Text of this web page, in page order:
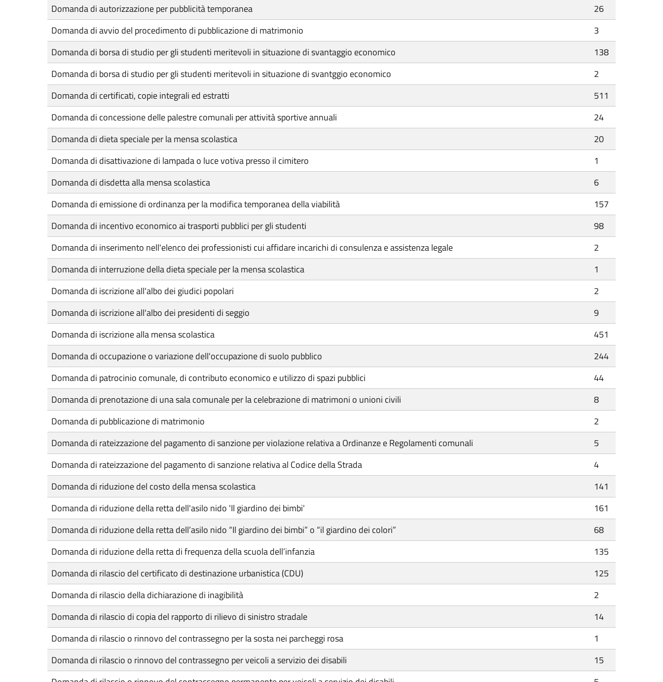
Domanda di autorizzazione per pubblicità temporanea
26
Domanda di avvio del procedimento di pubblicazione di matrimonio
3
Domanda di borsa di studio per gli studenti meritevoli in situazione di svantaggio economico
138
Domanda di borsa di studio per gli studenti meritevoli in situazione di svantggio economico
2
Domanda di certificati, copie integrali ed estratti
511
Domanda di concessione delle palestre comunali per attività sportive annuali
24
Domanda di dieta speciale per la mensa scolastica
20
Domanda di disattivazione di lampada o luce votiva presso il cimitero
1
Domanda di disdetta alla mensa scolastica
6
Domanda di emissione di ordinanza per la modifica temporanea della viabilità
157
Domanda di incentivo economico ai trasporti pubblici per gli studenti
98
Domanda di inserimento nell'elenco dei professionisti cui affidare incarichi di consulenza e assistenza legale
2
Domanda di interruzione della dieta speciale per la mensa scolastica
1
Domanda di iscrizione all'albo dei giudici popolari
2
Domanda di iscrizione all'albo dei presidenti di seggio
9
Domanda di iscrizione alla mensa scolastica
451
Domanda di occupazione o variazione dell'occupazione di suolo pubblico
244
Domanda di patrocinio comunale, di contributo economico e utilizzo di spazi pubblici
44
Domanda di prenotazione di una sala comunale per la celebrazione di matrimoni o unioni civili
8
Domanda di pubblicazione di matrimonio
2
Domanda di rateizzazione del pagamento di sanzione per violazione relativa a Ordinanze e Regolamenti comunali
5
Domanda di rateizzazione del pagamento di sanzione relativa al Codice della Strada
4
Domanda di riduzione del costo della mensa scolastica
141
Domanda di riduzione della retta dell'asilo nido 'Il giardino dei bimbi'
161
Domanda di riduzione della retta dell’asilo nido “Il giardino dei bimbi” o “il giardino dei colori”
68
Domanda di riduzione della retta di frequenza della scuola dell’infanzia
135
Domanda di rilascio del certificato di destinazione urbanistica (CDU)
125
Domanda di rilascio della dichiarazione di inagibilità
2
Domanda di rilascio di copia del rapporto di rilievo di sinistro stradale
14
Domanda di rilascio o rinnovo del contrassegno per la sosta nei parcheggi rosa
1
Domanda di rilascio o rinnovo del contrassegno per veicoli a servizio dei disabili
15